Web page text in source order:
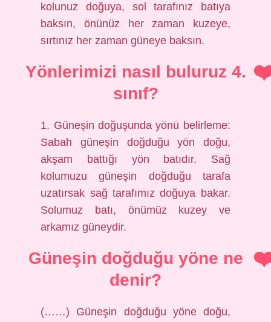
kolunuz doğuya, sol tarafınız batıya
baksın, önünüz her zaman kuzeye,
sırtınız her zaman güneye baksın.
Yönlerimizi nasıl buluruz 4.
sınıf?
1. Güneşin doğuşunda yönü belirleme:
Sabah güneşin doğduğu yön doğu,
akşam battığı yön batıdır. Sağ
kolumuzu güneşin doğduğu tarafa
uzatırsak sağ tarafımız doğuya bakar.
Solumuz batı, önümüz kuzey ve
arkamız güneydir.
Güneşin doğduğu yöne ne
denir?
(……) Güneşin doğduğu yöne doğu,